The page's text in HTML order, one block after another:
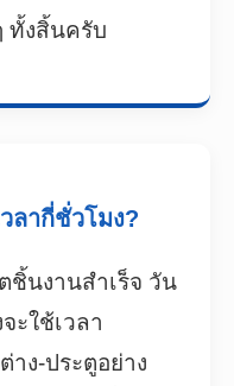
ทั้งสิ้นครับ
ลากี่ชั่วโมง?
ชิ้นงานสำเร็จ วัน
ะใช้เวลา
ง-ประตูอย่าง